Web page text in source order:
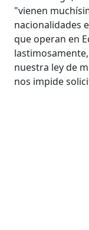
"vienen
nacionalidades
que operan en
nuestra ley de
nos impide